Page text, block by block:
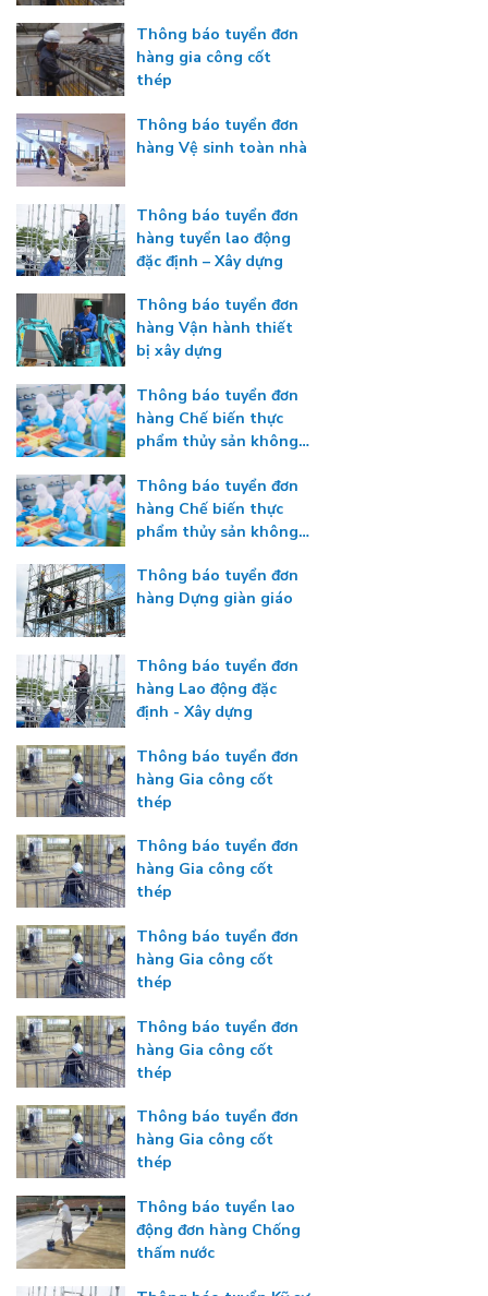
Thông báo tuyển đơn
hàng gia công cốt
thép
Thông báo tuyển đơn
hàng Vệ sinh toàn nhà
Thông báo tuyển đơn
hàng tuyển lao động
đặc định – Xây dựng
Thông báo tuyển đơn
hàng Vận hành thiết
bị xây dựng
Thông báo tuyển đơn
hàng Chế biến thực
phẩm thủy sản không
Thông báo tuyển đơn
hàng Chế biến thực
phẩm thủy sản không
Thông báo tuyển đơn
hàng Dựng giàn giáo
Thông báo tuyển đơn
hàng Lao động đặc
định - Xây dựng
Thông báo tuyển đơn
hàng Gia công cốt
thép
Thông báo tuyển đơn
hàng Gia công cốt
thép
Thông báo tuyển đơn
hàng Gia công cốt
thép
Thông báo tuyển đơn
hàng Gia công cốt
thép
Thông báo tuyển đơn
hàng Gia công cốt
thép
Thông báo tuyển lao
động đơn hàng Chống
thấm nước